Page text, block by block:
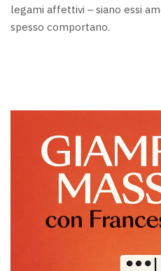
legami affettivi ‒ siano essi
spesso comportano.